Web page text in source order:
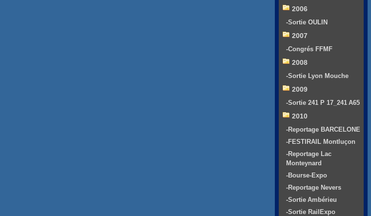
2006
-Sortie OULIN
2007
-Congrés FFMF
2008
-Sortie Lyon Mouche
2009
-Sortie 241 P 17_241 A65
2010
-Reportage BARCELONE
-FESTIRAIL Montluçon
-Reportage Lac
Monteynard
-Bourse-Expo
-Reportage Nevers
-Sortie Ambérieu
-Sortie RailExpo